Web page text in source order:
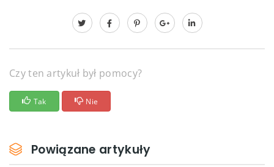
Czy ten artykuł był pomocy?
Tak Nie
Powiązane artykuły